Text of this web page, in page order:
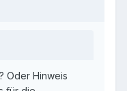
Oder Hinweis